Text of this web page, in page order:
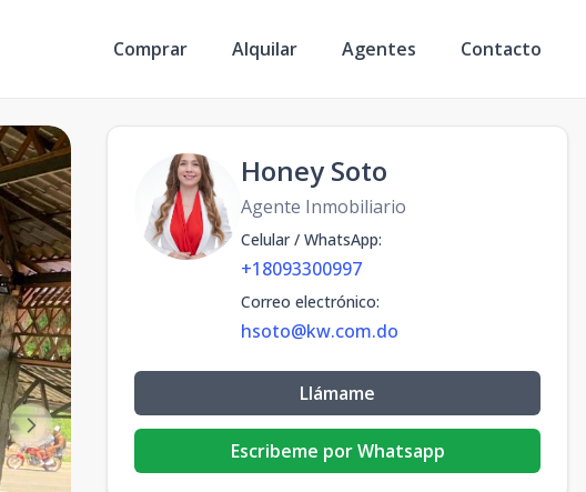
Comprar Alquilar Agentes Contacto
Honey Soto
Agente Inmobiliario
Celular / WhatsApp:
+18093300997
Correo electrónico:
hsoto@kw.com.do
Llámame
Escribeme por Whatsapp